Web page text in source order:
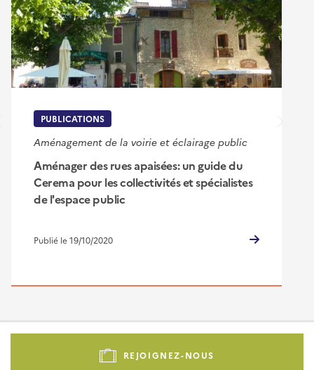
PUBLICATIONS
Aménagement de la voirie et éclairage public
Aménager des rues apaisées: un guide du
Cerema pour les collectivités et spécialistes
de l'espace public
Publié le 19/10/2020
Pied
REJOIGNEZ-NOUS